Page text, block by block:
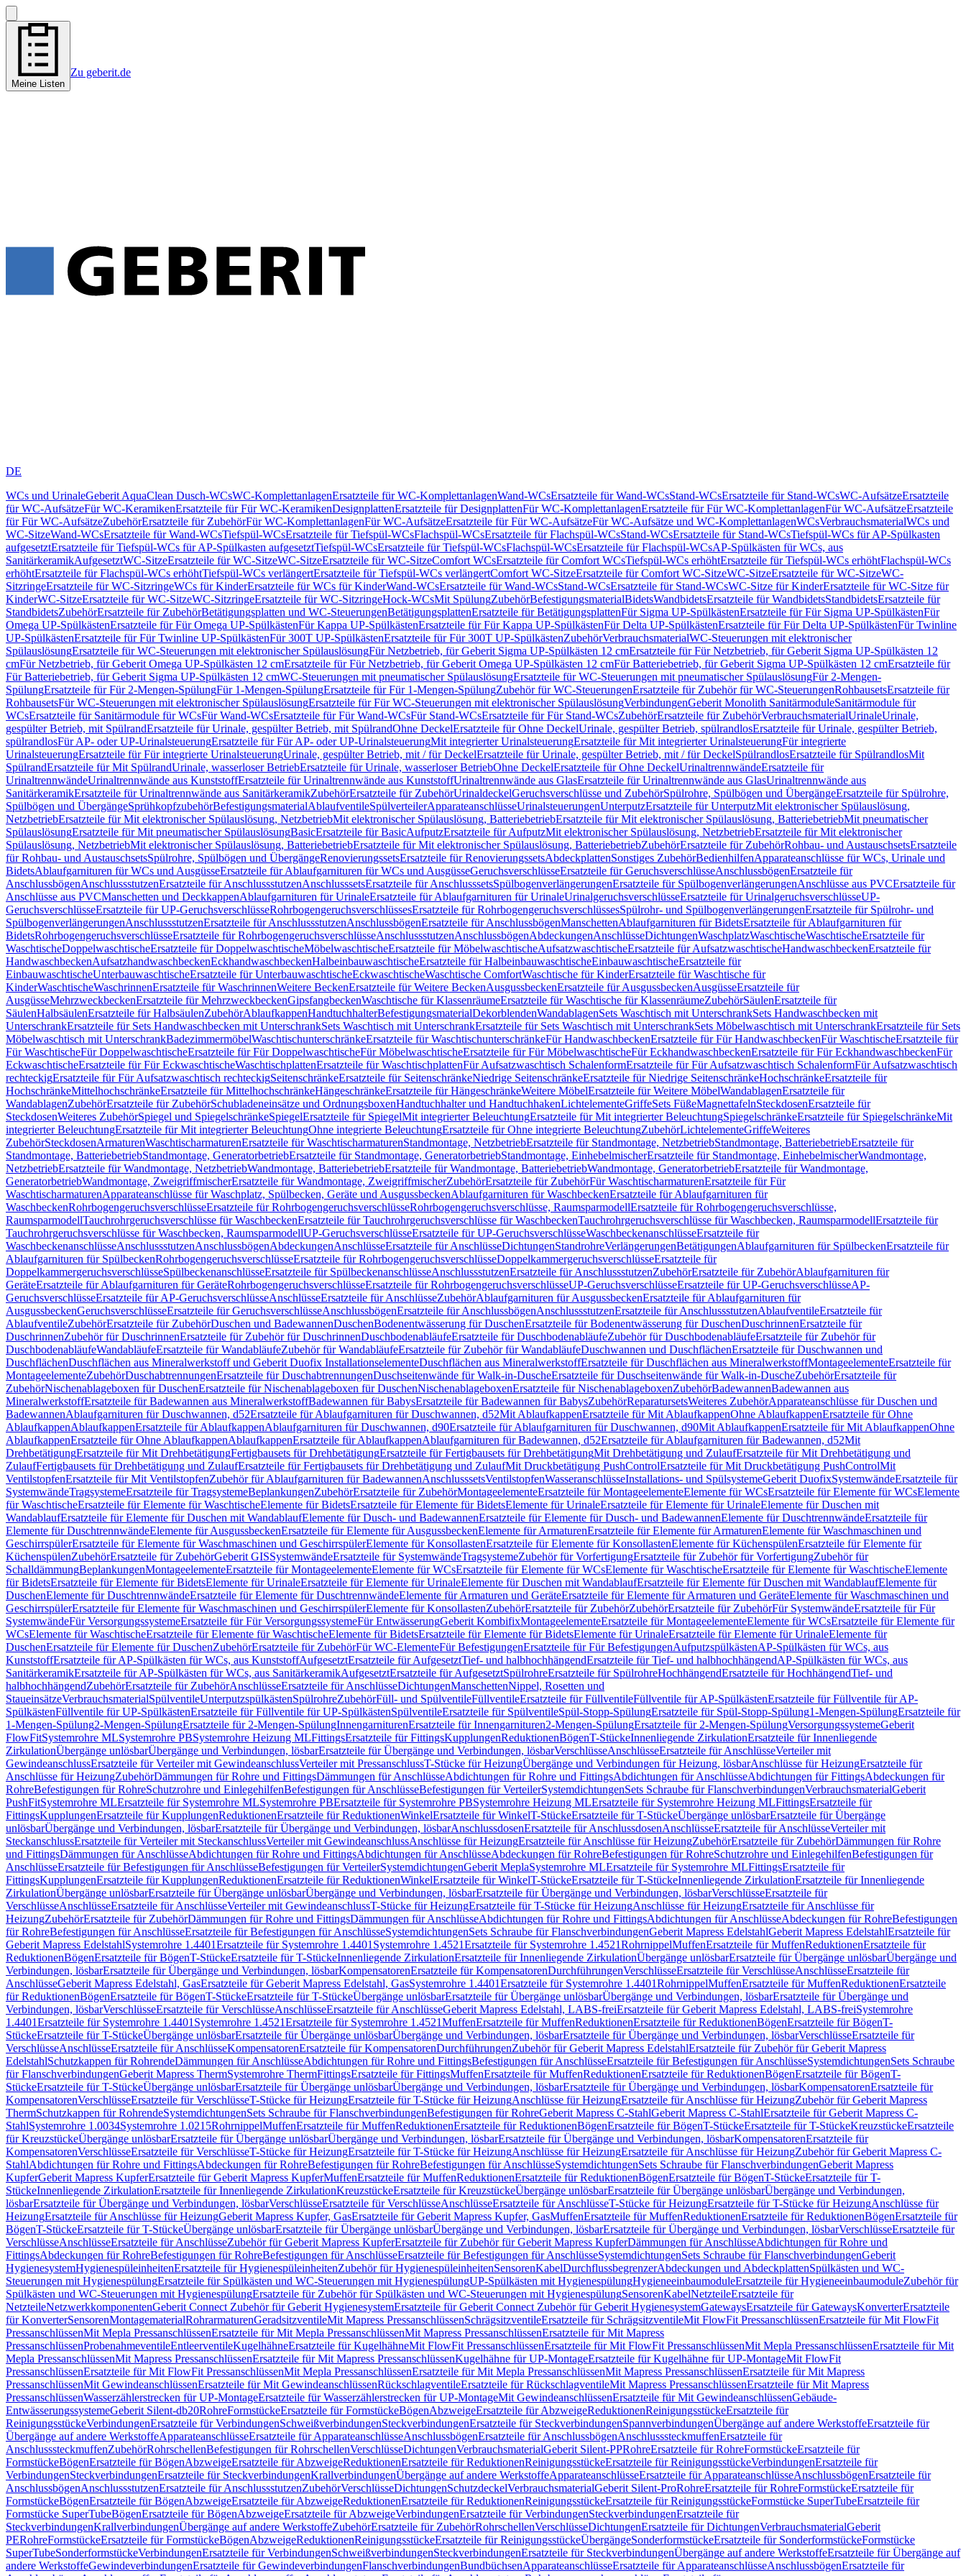
Meine Listen
Zu geberit.de
DE
WCs und UrinaleGeberit AquaClean Dusch-WCsWC-KomplettanlagenErsatzteile für WC-KomplettanlagenWand-WCsErsatzteile für Wand-WCsStand-WCsErsatzteile für Stand-WCsWC-AufsätzeErsatzteile
für WC-AufsätzeFür WC-KeramikenErsatzteile für Für WC-KeramikenDesignplattenErsatzteile für DesignplattenFür WC-KomplettanlagenErsatzteile für Für WC-KomplettanlagenFür WC-AufsätzeErsatzteile
für Für WC-AufsätzeZubehörErsatzteile für ZubehörFür WC-KomplettanlagenFür WC-AufsätzeErsatzteile für Für WC-AufsätzeFür WC-Aufsätze und WC-KomplettanlagenWCsVerbrauchsmaterialWCs und
WC-SitzeWand-WCsErsatzteile für Wand-WCsTiefspül-WCsErsatzteile für Tiefspül-WCsFlachspül-WCsErsatzteile für Flachspül-WCsStand-WCsErsatzteile für Stand-WCsTiefspül-WCs für AP-Spülkasten
aufgesetztErsatzteile für Tiefspül-WCs für AP-Spülkasten aufgesetztTiefspül-WCsErsatzteile für Tiefspül-WCsFlachspül-WCsErsatzteile für Flachspül-WCsAP-Spülkästen für WCs, aus
SanitärkeramikAufgesetztWC-SitzeErsatzteile für WC-SitzeWC-SitzeErsatzteile für WC-SitzeComfort WCsErsatzteile für Comfort WCsTiefspül-WCs erhöhtErsatzteile für Tiefspül-WCs erhöhtFlachspül-WCs
erhöhtErsatzteile für Flachspül-WCs erhöhtTiefspül-WCs verlängertErsatzteile für Tiefspül-WCs verlängertComfort WC-SitzeErsatzteile für Comfort WC-SitzeWC-SitzeErsatzteile für WC-SitzeWC-
SitzringeErsatzteile für WC-SitzringeWCs für KinderErsatzteile für WCs für KinderWand-WCsErsatzteile für Wand-WCsStand-WCsErsatzteile für Stand-WCsWC-Sitze für KinderErsatzteile für WC-Sitze für
KinderWC-SitzeErsatzteile für WC-SitzeWC-SitzringeErsatzteile für WC-SitzringeHock-WCsMit SpülungZubehörBefestigungsmaterialBidetsWandbidetsErsatzteile für WandbidetsStandbidetsErsatzteile für
StandbidetsZubehörErsatzteile für ZubehörBetätigungsplatten und WC-SteuerungenBetätigungsplattenErsatzteile für BetätigungsplattenFür Sigma UP-SpülkästenErsatzteile für Für Sigma UP-SpülkästenFür
Omega UP-SpülkästenErsatzteile für Für Omega UP-SpülkästenFür Kappa UP-SpülkästenErsatzteile für Für Kappa UP-SpülkästenFür Delta UP-SpülkästenErsatzteile für Für Delta UP-SpülkästenFür Twinline
UP-SpülkästenErsatzteile für Für Twinline UP-SpülkästenFür 300T UP-SpülkästenErsatzteile für Für 300T UP-SpülkästenZubehörVerbrauchsmaterialWC-Steuerungen mit elektronischer
SpülauslösungErsatzteile für WC-Steuerungen mit elektronischer SpülauslösungFür Netzbetrieb, für Geberit Sigma UP-Spülkästen 12 cmErsatzteile für Für Netzbetrieb, für Geberit Sigma UP-Spülkästen 12
cmFür Netzbetrieb, für Geberit Omega UP-Spülkästen 12 cmErsatzteile für Für Netzbetrieb, für Geberit Omega UP-Spülkästen 12 cmFür Batteriebetrieb, für Geberit Sigma UP-Spülkästen 12 cmErsatzteile für
Für Batteriebetrieb, für Geberit Sigma UP-Spülkästen 12 cmWC-Steuerungen mit pneumatischer SpülauslösungErsatzteile für WC-Steuerungen mit pneumatischer SpülauslösungFür 2-Mengen-
SpülungErsatzteile für Für 2-Mengen-SpülungFür 1-Mengen-SpülungErsatzteile für Für 1-Mengen-SpülungZubehör für WC-SteuerungenErsatzteile für Zubehör für WC-SteuerungenRohbausetsErsatzteile für
RohbausetsFür WC-Steuerungen mit elektronischer SpülauslösungErsatzteile für Für WC-Steuerungen mit elektronischer SpülauslösungVerbindungenGeberit Monolith SanitärmoduleSanitärmodule für
WCsErsatzteile für Sanitärmodule für WCsFür Wand-WCsErsatzteile für Für Wand-WCsFür Stand-WCsErsatzteile für Für Stand-WCsZubehörErsatzteile für ZubehörVerbrauchsmaterialUrinaleUrinale,
gespülter Betrieb, mit SpülrandErsatzteile für Urinale, gespülter Betrieb, mit SpülrandOhne DeckelErsatzteile für Ohne DeckelUrinale, gespülter Betrieb, spülrandlosErsatzteile für Urinale, gespülter Betrieb,
spülrandlosFür AP- oder UP-UrinalsteuerungErsatzteile für Für AP- oder UP-UrinalsteuerungMit integrierter UrinalsteuerungErsatzteile für Mit integrierter UrinalsteuerungFür integrierte
UrinalsteuerungErsatzteile für Für integrierte UrinalsteuerungUrinale, gespülter Betrieb, mit / für DeckelErsatzteile für Urinale, gespülter Betrieb, mit / für DeckelSpülrandlosErsatzteile für SpülrandlosMit
SpülrandErsatzteile für Mit SpülrandUrinale, wasserloser BetriebErsatzteile für Urinale, wasserloser BetriebOhne DeckelErsatzteile für Ohne DeckelUrinaltrennwändeErsatzteile für
UrinaltrennwändeUrinaltrennwände aus KunststoffErsatzteile für Urinaltrennwände aus KunststoffUrinaltrennwände aus GlasErsatzteile für Urinaltrennwände aus GlasUrinaltrennwände aus
SanitärkeramikErsatzteile für Urinaltrennwände aus SanitärkeramikZubehörErsatzteile für ZubehörUrinaldeckelGeruchsverschlüsse und ZubehörSpülrohre, Spülbögen und ÜbergängeErsatzteile für Spülrohre,
Spülbögen und ÜbergängeSprühkopfzubehörBefestigungsmaterialAblaufventileSpülverteilerApparateanschlüsseUrinalsteuerungenUnterputzErsatzteile für UnterputzMit elektronischer Spülauslösung,
NetzbetriebErsatzteile für Mit elektronischer Spülauslösung, NetzbetriebMit elektronischer Spülauslösung, BatteriebetriebErsatzteile für Mit elektronischer Spülauslösung, BatteriebetriebMit pneumatischer
SpülauslösungErsatzteile für Mit pneumatischer SpülauslösungBasicErsatzteile für BasicAufputzErsatzteile für AufputzMit elektronischer Spülauslösung, NetzbetriebErsatzteile für Mit elektronischer
Spülauslösung, NetzbetriebMit elektronischer Spülauslösung, BatteriebetriebErsatzteile für Mit elektronischer Spülauslösung, BatteriebetriebZubehörErsatzteile für ZubehörRohbau- und AustauschsetsErsatzteile
für Rohbau- und AustauschsetsSpülrohre, Spülbögen und ÜbergängeRenovierungssetsErsatzteile für RenovierungssetsAbdeckplattenSonstiges ZubehörBedienhilfenApparateanschlüsse für WCs, Urinale und
BidetsAblaufgarnituren für WCs und AusgüsseErsatzteile für Ablaufgarnituren für WCs und AusgüsseGeruchsverschlüsseErsatzteile für GeruchsverschlüsseAnschlussbögenErsatzteile für
AnschlussbögenAnschlussstutzenErsatzteile für AnschlussstutzenAnschlusssetsErsatzteile für AnschlusssetsSpülbogenverlängerungenErsatzteile für SpülbogenverlängerungenAnschlüsse aus PVCErsatzteile für
Anschlüsse aus PVCManschetten und DeckkappenAblaufgarnituren für UrinaleErsatzteile für Ablaufgarnituren für UrinaleUrinalgeruchsverschlüsseErsatzteile für UrinalgeruchsverschlüsseUP-
GeruchsverschlüsseErsatzteile für UP-GeruchsverschlüsseRohrbogengeruchsverschlüssesErsatzteile für RohrbogengeruchsverschlüssesSpülrohr- und SpülbogenverlängerungenErsatzteile für Spülrohr- und
SpülbogenverlängerungenAnschlussstutzenErsatzteile für AnschlussstutzenAnschlussbögenErsatzteile für AnschlussbögenManschettenAblaufgarnituren für BidetsErsatzteile für Ablaufgarnituren für
BidetsRohrbogengeruchsverschlüsseErsatzteile für RohrbogengeruchsverschlüsseAnschlussstutzenAnschlussbögenAbdeckungenAnschlüsseDichtungenWaschplatzWaschtischeWaschtischeErsatzteile für
WaschtischeDoppelwaschtischeErsatzteile für DoppelwaschtischeMöbelwaschtischeErsatzteile für MöbelwaschtischeAufsatzwaschtischeErsatzteile für AufsatzwaschtischeHandwaschbeckenErsatzteile für
HandwaschbeckenAufsatzhandwaschbeckenEckhandwaschbeckenHalbeinbauwaschtischeErsatzteile für HalbeinbauwaschtischeEinbauwaschtischeErsatzteile für
EinbauwaschtischeUnterbauwaschtischeErsatzteile für UnterbauwaschtischeEckwaschtischeWaschtische ComfortWaschtische für KinderErsatzteile für Waschtische für
KinderWaschtischeWaschrinnenErsatzteile für WaschrinnenWeitere BeckenErsatzteile für Weitere BeckenAusgussbeckenErsatzteile für AusgussbeckenAusgüsseErsatzteile für
AusgüsseMehrzweckbeckenErsatzteile für MehrzweckbeckenGipsfangbeckenWaschtische für KlassenräumeErsatzteile für Waschtische für KlassenräumeZubehörSäulenErsatzteile für
SäulenHalbsäulenErsatzteile für HalbsäulenZubehörAblaufkappenHandtuchhalterBefestigungsmaterialDekorblendenWandablagenSets Waschtisch mit UnterschrankSets Handwaschbecken mit
UnterschrankErsatzteile für Sets Handwaschbecken mit UnterschrankSets Waschtisch mit UnterschrankErsatzteile für Sets Waschtisch mit UnterschrankSets Möbelwaschtisch mit UnterschrankErsatzteile für Sets
Möbelwaschtisch mit UnterschrankBadezimmermöbelWaschtischunterschränkeErsatzteile für WaschtischunterschränkeFür HandwaschbeckenErsatzteile für Für HandwaschbeckenFür WaschtischeErsatzteile für
Für WaschtischeFür DoppelwaschtischeErsatzteile für Für DoppelwaschtischeFür MöbelwaschtischeErsatzteile für Für MöbelwaschtischeFür EckhandwaschbeckenErsatzteile für Für EckhandwaschbeckenFür
EckwaschtischeErsatzteile für Für EckwaschtischeWaschtischplattenErsatzteile für WaschtischplattenFür Aufsatzwaschtisch SchalenformErsatzteile für Für Aufsatzwaschtisch SchalenformFür Aufsatzwaschtisch
rechteckigErsatzteile für Für Aufsatzwaschtisch rechteckigSeitenschränkeErsatzteile für SeitenschränkeNiedrige SeitenschränkeErsatzteile für Niedrige SeitenschränkeHochschränkeErsatzteile für
HochschränkeMittelhochschränkeErsatzteile für MittelhochschränkeHängeschränkeErsatzteile für HängeschränkeWeitere MöbelErsatzteile für Weitere MöbelWandablagenErsatzteile für
WandablagenZubehörErsatzteile für ZubehörSchubladeneinsätze und OrdnungsboxenHandtuchhalter und HandtuchhakenLichtelementeGriffeSets FüßeMagnettafelnSteckdosenErsatzteile für
SteckdosenWeiteres ZubehörSpiegel und SpiegelschränkeSpiegelErsatzteile für SpiegelMit integrierter BeleuchtungErsatzteile für Mit integrierter BeleuchtungSpiegelschränkeErsatzteile für SpiegelschränkeMit
integrierter BeleuchtungErsatzteile für Mit integrierter BeleuchtungOhne integrierte BeleuchtungErsatzteile für Ohne integrierte BeleuchtungZubehörLichtelementeGriffeWeiteres
ZubehörSteckdosenArmaturenWaschtischarmaturenErsatzteile für WaschtischarmaturenStandmontage, NetzbetriebErsatzteile für Standmontage, NetzbetriebStandmontage, BatteriebetriebErsatzteile für
Standmontage, BatteriebetriebStandmontage, GeneratorbetriebErsatzteile für Standmontage, GeneratorbetriebStandmontage, EinhebelmischerErsatzteile für Standmontage, EinhebelmischerWandmontage,
NetzbetriebErsatzteile für Wandmontage, NetzbetriebWandmontage, BatteriebetriebErsatzteile für Wandmontage, BatteriebetriebWandmontage, GeneratorbetriebErsatzteile für Wandmontage,
GeneratorbetriebWandmontage, ZweigriffmischerErsatzteile für Wandmontage, ZweigriffmischerZubehörErsatzteile für ZubehörFür WaschtischarmaturenErsatzteile für Für
WaschtischarmaturenApparateanschlüsse für Waschplatz, Spülbecken, Geräte und AusgussbeckenAblaufgarnituren für WaschbeckenErsatzteile für Ablaufgarnituren für
WaschbeckenRohrbogengeruchsverschlüsseErsatzteile für RohrbogengeruchsverschlüsseRohrbogengeruchsverschlüsse, RaumsparmodellErsatzteile für Rohrbogengeruchsverschlüsse,
RaumsparmodellTauchrohrgeruchsverschlüsse für WaschbeckenErsatzteile für Tauchrohrgeruchsverschlüsse für WaschbeckenTauchrohrgeruchsverschlüsse für Waschbecken, RaumsparmodellErsatzteile für
Tauchrohrgeruchsverschlüsse für Waschbecken, RaumsparmodellUP-GeruchsverschlüsseErsatzteile für UP-GeruchsverschlüsseWaschbeckenanschlüsseErsatzteile für
WaschbeckenanschlüsseAnschlussstutzenAnschlussbögenAbdeckungenAnschlüsseErsatzteile für AnschlüsseDichtungenStandrohreVerlängerungenBetätigungenAblaufgarnituren für SpülbeckenErsatzteile für
Ablaufgarnituren für SpülbeckenRohrbogengeruchsverschlüsseErsatzteile für RohrbogengeruchsverschlüsseDoppelkammergeruchsverschlüsseErsatzteile für
DoppelkammergeruchsverschlüsseSpülbeckenanschlüsseErsatzteile für SpülbeckenanschlüsseAnschlussstutzenErsatzteile für AnschlussstutzenZubehörErsatzteile für ZubehörAblaufgarnituren für
GeräteErsatzteile für Ablaufgarnituren für GeräteRohrbogengeruchsverschlüsseErsatzteile für RohrbogengeruchsverschlüsseUP-GeruchsverschlüsseErsatzteile für UP-GeruchsverschlüsseAP-
GeruchsverschlüsseErsatzteile für AP-GeruchsverschlüsseAnschlüsseErsatzteile für AnschlüsseZubehörAblaufgarnituren für AusgussbeckenErsatzteile für Ablaufgarnituren für
AusgussbeckenGeruchsverschlüsseErsatzteile für GeruchsverschlüsseAnschlussbögenErsatzteile für AnschlussbögenAnschlussstutzenErsatzteile für AnschlussstutzenAblaufventileErsatzteile für
AblaufventileZubehörErsatzteile für ZubehörDuschen und BadewannenDuschenBodenentwässerung für DuschenErsatzteile für Bodenentwässerung für DuschenDuschrinnenErsatzteile für
DuschrinnenZubehör für DuschrinnenErsatzteile für Zubehör für DuschrinnenDuschbodenabläufeErsatzteile für DuschbodenabläufeZubehör für DuschbodenabläufeErsatzteile für Zubehör für
DuschbodenabläufeWandabläufeErsatzteile für WandabläufeZubehör für WandabläufeErsatzteile für Zubehör für WandabläufeDuschwannen und DuschflächenErsatzteile für Duschwannen und
DuschflächenDuschflächen aus Mineralwerkstoff und Geberit Duofix InstallationselementeDuschflächen aus MineralwerkstoffErsatzteile für Duschflächen aus MineralwerkstoffMontageelementeErsatzteile für
MontageelementeZubehörDuschabtrennungenErsatzteile für DuschabtrennungenDuschseitenwände für Walk-in-DuscheErsatzteile für Duschseitenwände für Walk-in-DuscheZubehörErsatzteile für
ZubehörNischenablageboxen für DuschenErsatzteile für Nischenablageboxen für DuschenNischenablageboxenErsatzteile für NischenablageboxenZubehörBadewannenBadewannen aus
MineralwerkstoffErsatzteile für Badewannen aus MineralwerkstoffBadewannen für BabysErsatzteile für Badewannen für BabysZubehörReparatursetsWeiteres ZubehörApparateanschlüsse für Duschen und
BadewannenAblaufgarnituren für Duschwannen, d52Ersatzteile für Ablaufgarnituren für Duschwannen, d52Mit AblaufkappenErsatzteile für Mit AblaufkappenOhne AblaufkappenErsatzteile für Ohne
AblaufkappenAblaufkappenErsatzteile für AblaufkappenAblaufgarnituren für Duschwannen, d90Ersatzteile für Ablaufgarnituren für Duschwannen, d90Mit AblaufkappenErsatzteile für Mit AblaufkappenOhne
AblaufkappenErsatzteile für Ohne AblaufkappenAblaufkappenErsatzteile für AblaufkappenAblaufgarnituren für Badewannen, d52Ersatzteile für Ablaufgarnituren für Badewannen, d52Mit
DrehbetätigungErsatzteile für Mit DrehbetätigungFertigbausets für DrehbetätigungErsatzteile für Fertigbausets für DrehbetätigungMit Drehbetätigung und ZulaufErsatzteile für Mit Drehbetätigung und
ZulaufFertigbausets für Drehbetätigung und ZulaufErsatzteile für Fertigbausets für Drehbetätigung und ZulaufMit Druckbetätigung PushControlErsatzteile für Mit Druckbetätigung PushControlMit
VentilstopfenErsatzteile für Mit VentilstopfenZubehör für Ablaufgarnituren für BadewannenAnschlusssetsVentilstopfenWasseranschlüsseInstallations- und SpülsystemeGeberit DuofixSystemwändeErsatzteile für
SystemwändeTragsystemeErsatzteile für TragsystemeBeplankungenZubehörErsatzteile für ZubehörMontageelementeErsatzteile für MontageelementeElemente für WCsErsatzteile für Elemente für WCsElemente
für WaschtischeErsatzteile für Elemente für WaschtischeElemente für BidetsErsatzteile für Elemente für BidetsElemente für UrinaleErsatzteile für Elemente für UrinaleElemente für Duschen mit
WandablaufErsatzteile für Elemente für Duschen mit WandablaufElemente für Dusch- und BadewannenErsatzteile für Elemente für Dusch- und BadewannenElemente für DuschtrennwändeErsatzteile für
Elemente für DuschtrennwändeElemente für AusgussbeckenErsatzteile für Elemente für AusgussbeckenElemente für ArmaturenErsatzteile für Elemente für ArmaturenElemente für Waschmaschinen und
GeschirrspülerErsatzteile für Elemente für Waschmaschinen und GeschirrspülerElemente für KonsollastenErsatzteile für Elemente für KonsollastenElemente für KüchenspülenErsatzteile für Elemente für
KüchenspülenZubehörErsatzteile für ZubehörGeberit GISSystemwändeErsatzteile für SystemwändeTragsystemeZubehör für VorfertigungErsatzteile für Zubehör für VorfertigungZubehör für
SchalldämmungBeplankungenMontageelementeErsatzteile für MontageelementeElemente für WCsErsatzteile für Elemente für WCsElemente für WaschtischeErsatzteile für Elemente für WaschtischeElemente
für BidetsErsatzteile für Elemente für BidetsElemente für UrinaleErsatzteile für Elemente für UrinaleElemente für Duschen mit WandablaufErsatzteile für Elemente für Duschen mit WandablaufElemente für
DuschenElemente für DuschtrennwändeErsatzteile für Elemente für DuschtrennwändeElemente für Armaturen und GeräteErsatzteile für Elemente für Armaturen und GeräteElemente für Waschmaschinen und
GeschirrspülerErsatzteile für Elemente für Waschmaschinen und GeschirrspülerElemente für KonsollastenZubehörErsatzteile für ZubehörZubehörErsatzteile für ZubehörFür SystemwändeErsatzteile für Für
SystemwändeFür VersorgungssystemeErsatzteile für Für VersorgungssystemeFür EntwässerungGeberit KombifixMontageelementeErsatzteile für MontageelementeElemente für WCsErsatzteile für Elemente für
WCsElemente für WaschtischeErsatzteile für Elemente für WaschtischeElemente für BidetsErsatzteile für Elemente für BidetsElemente für UrinaleErsatzteile für Elemente für UrinaleElemente für
DuschenErsatzteile für Elemente für DuschenZubehörErsatzteile für ZubehörFür WC-ElementeFür BefestigungenErsatzteile für Für BefestigungenAufputzspülkästenAP-Spülkästen für WCs, aus
KunststoffErsatzteile für AP-Spülkästen für WCs, aus KunststoffAufgesetztErsatzteile für AufgesetztTief- und halbhochhängendErsatzteile für Tief- und halbhochhängendAP-Spülkästen für WCs, aus
SanitärkeramikErsatzteile für AP-Spülkästen für WCs, aus SanitärkeramikAufgesetztErsatzteile für AufgesetztSpülrohreErsatzteile für SpülrohreHochhängendErsatzteile für HochhängendTief- und
halbhochhängendZubehörErsatzteile für ZubehörAnschlüsseErsatzteile für AnschlüsseDichtungenManschettenNippel, Rosetten und
StaueinsätzeVerbrauchsmaterialSpülventileUnterputzspülkästenSpülrohreZubehörFüll- und SpülventileFüllventileErsatzteile für FüllventileFüllventile für AP-SpülkästenErsatzteile für Füllventile für AP-
SpülkästenFüllventile für UP-SpülkästenErsatzteile für Füllventile für UP-SpülkästenSpülventileErsatzteile für SpülventileSpül-Stopp-SpülungErsatzteile für Spül-Stopp-Spülung1-Mengen-SpülungErsatzteile für
1-Mengen-Spülung2-Mengen-SpülungErsatzteile für 2-Mengen-SpülungInnengarniturenErsatzteile für Innengarnituren2-Mengen-SpülungErsatzteile für 2-Mengen-SpülungVersorgungssystemeGeberit
FlowFitSystemrohre MLSystemrohre PBSystemrohre Heizung MLFittingsErsatzteile für FittingsKupplungenReduktionenBögenT-StückeInnenliegende ZirkulationErsatzteile für Innenliegende
ZirkulationÜbergänge unlösbarÜbergänge und Verbindungen, lösbarErsatzteile für Übergänge und Verbindungen, lösbarVerschlüsseAnschlüsseErsatzteile für AnschlüsseVerteiler mit
GewindeanschlussErsatzteile für Verteiler mit GewindeanschlussVerteiler mit PressanschlussT-Stücke für HeizungÜbergänge und Verbindungen für Heizung, lösbarAnschlüsse für HeizungErsatzteile für
Anschlüsse für HeizungZubehörDämmungen für Rohre und FittingsDämmungen für AnschlüsseAbdichtungen für Rohre und FittingsAbdichtungen für AnschlüsseAbdichtungen für FittingsAbdeckungen für
RohreBefestigungen für RohreSchutzrohre und EinlegehilfenBefestigungen für AnschlüsseBefestigungen für VerteilerSystemdichtungenSets Schraube für FlanschverbindungenVerbrauchsmaterialGeberit
PushFitSystemrohre MLErsatzteile für Systemrohre MLSystemrohre PBErsatzteile für Systemrohre PBSystemrohre Heizung MLErsatzteile für Systemrohre Heizung MLFittingsErsatzteile für
FittingsKupplungenErsatzteile für KupplungenReduktionenErsatzteile für ReduktionenWinkelErsatzteile für WinkelT-StückeErsatzteile für T-StückeÜbergänge unlösbarErsatzteile für Übergänge
unlösbarÜbergänge und Verbindungen, lösbarErsatzteile für Übergänge und Verbindungen, lösbarAnschlussdosenErsatzteile für AnschlussdosenAnschlüsseErsatzteile für AnschlüsseVerteiler mit
SteckanschlussErsatzteile für Verteiler mit SteckanschlussVerteiler mit GewindeanschlussAnschlüsse für HeizungErsatzteile für Anschlüsse für HeizungZubehörErsatzteile für ZubehörDämmungen für Rohre
und FittingsDämmungen für AnschlüsseAbdichtungen für Rohre und FittingsAbdichtungen für AnschlüsseAbdeckungen für RohreBefestigungen für RohreSchutzrohre und EinlegehilfenBefestigungen für
AnschlüsseErsatzteile für Befestigungen für AnschlüsseBefestigungen für VerteilerSystemdichtungenGeberit MeplaSystemrohre MLErsatzteile für Systemrohre MLFittingsErsatzteile für
FittingsKupplungenErsatzteile für KupplungenReduktionenErsatzteile für ReduktionenWinkelErsatzteile für WinkelT-StückeErsatzteile für T-StückeInnenliegende ZirkulationErsatzteile für Innenliegende
ZirkulationÜbergänge unlösbarErsatzteile für Übergänge unlösbarÜbergänge und Verbindungen, lösbarErsatzteile für Übergänge und Verbindungen, lösbarVerschlüsseErsatzteile für
VerschlüsseAnschlüsseErsatzteile für AnschlüsseVerteiler mit GewindeanschlussT-Stücke für HeizungErsatzteile für T-Stücke für HeizungAnschlüsse für HeizungErsatzteile für Anschlüsse für
HeizungZubehörErsatzteile für ZubehörDämmungen für Rohre und FittingsDämmungen für AnschlüsseAbdichtungen für Rohre und FittingsAbdichtungen für AnschlüsseAbdeckungen für RohreBefestigungen
für RohreBefestigungen für AnschlüsseErsatzteile für Befestigungen für AnschlüsseSystemdichtungenSets Schraube für FlanschverbindungenGeberit Mapress EdelstahlGeberit Mapress EdelstahlErsatzteile für
Geberit Mapress EdelstahlSystemrohre 1.4401Ersatzteile für Systemrohre 1.4401 Systemrohre 1.4521Ersatzteile für Systemrohre 1.4521RohrnippelMuffenErsatzteile für MuffenReduktionenErsatzteile für
ReduktionenBögenErsatzteile für BögenT-StückeErsatzteile für T-StückeInnenliegende ZirkulationErsatzteile für Innenliegende ZirkulationÜbergänge unlösbarErsatzteile für Übergänge unlösbarÜbergänge und
Verbindungen, lösbarErsatzteile für Übergänge und Verbindungen, lösbarKompensatorenErsatzteile für KompensatorenDurchführungenVerschlüsseErsatzteile für VerschlüsseAnschlüsseErsatzteile für
AnschlüsseGeberit Mapress Edelstahl, GasErsatzteile für Geberit Mapress Edelstahl, GasSystemrohre 1.4401Ersatzteile für Systemrohre 1.4401RohrnippelMuffenErsatzteile für MuffenReduktionenErsatzteile
für ReduktionenBögenErsatzteile für BögenT-StückeErsatzteile für T-StückeÜbergänge unlösbarErsatzteile für Übergänge unlösbarÜbergänge und Verbindungen, lösbarErsatzteile für Übergänge und
Verbindungen, lösbarVerschlüsseErsatzteile für VerschlüsseAnschlüsseErsatzteile für AnschlüsseGeberit Mapress Edelstahl, LABS-freiErsatzteile für Geberit Mapress Edelstahl, LABS-freiSystemrohre
1.4401Ersatzteile für Systemrohre 1.4401 Systemrohre 1.4521Ersatzteile für Systemrohre 1.4521MuffenErsatzteile für MuffenReduktionenErsatzteile für ReduktionenBögenErsatzteile für BögenT-
StückeErsatzteile für T-StückeÜbergänge unlösbarErsatzteile für Übergänge unlösbarÜbergänge und Verbindungen, lösbarErsatzteile für Übergänge und Verbindungen, lösbarVerschlüsseErsatzteile für
VerschlüsseAnschlüsseErsatzteile für AnschlüsseKompensatorenErsatzteile für KompensatorenDurchführungenZubehör für Geberit Mapress EdelstahlErsatzteile für Zubehör für Geberit Mapress
EdelstahlSchutzkappen für RohrendeDämmungen für AnschlüsseAbdichtungen für Rohre und FittingsBefestigungen für AnschlüsseErsatzteile für Befestigungen für AnschlüsseSystemdichtungenSets Schraube
für FlanschverbindungenGeberit Mapress ThermSystemrohre ThermFittingsErsatzteile für FittingsMuffenErsatzteile für MuffenReduktionenErsatzteile für ReduktionenBögenErsatzteile für BögenT-
StückeErsatzteile für T-StückeÜbergänge unlösbarErsatzteile für Übergänge unlösbarÜbergänge und Verbindungen, lösbarErsatzteile für Übergänge und Verbindungen, lösbarKompensatorenErsatzteile für
KompensatorenVerschlüsseErsatzteile für VerschlüsseT-Stücke für HeizungErsatzteile für T-Stücke für HeizungAnschlüsse für HeizungErsatzteile für Anschlüsse für HeizungZubehör für Geberit Mapress
ThermSchutzkappen für RohrendeSystemdichtungenSets Schraube für FlanschverbindungenBefestigungen für RohreGeberit Mapress C-StahlGeberit Mapress C-StahlErsatzteile für Geberit Mapress C-
StahlSystemrohre 1.0034Systemrohre 1.0215RohrnippelMuffenErsatzteile für MuffenReduktionenErsatzteile für ReduktionenBögenErsatzteile für BögenT-StückeErsatzteile für T-StückeKreuzstückeErsatzteile
für KreuzstückeÜbergänge unlösbarErsatzteile für Übergänge unlösbarÜbergänge und Verbindungen, lösbarErsatzteile für Übergänge und Verbindungen, lösbarKompensatorenErsatzteile für
KompensatorenVerschlüsseErsatzteile für VerschlüsseT-Stücke für HeizungErsatzteile für T-Stücke für HeizungAnschlüsse für HeizungErsatzteile für Anschlüsse für HeizungZubehör für Geberit Mapress C-
StahlAbdichtungen für Rohre und FittingsAbdeckungen für RohreBefestigungen für RohreBefestigungen für AnschlüsseSystemdichtungenSets Schraube für FlanschverbindungenGeberit Mapress
KupferGeberit Mapress KupferErsatzteile für Geberit Mapress KupferMuffenErsatzteile für MuffenReduktionenErsatzteile für ReduktionenBögenErsatzteile für BögenT-StückeErsatzteile für T-
StückeInnenliegende ZirkulationErsatzteile für Innenliegende ZirkulationKreuzstückeErsatzteile für KreuzstückeÜbergänge unlösbarErsatzteile für Übergänge unlösbarÜbergänge und Verbindungen,
lösbarErsatzteile für Übergänge und Verbindungen, lösbarVerschlüsseErsatzteile für VerschlüsseAnschlüsseErsatzteile für AnschlüsseT-Stücke für HeizungErsatzteile für T-Stücke für HeizungAnschlüsse für
HeizungErsatzteile für Anschlüsse für HeizungGeberit Mapress Kupfer, GasErsatzteile für Geberit Mapress Kupfer, GasMuffenErsatzteile für MuffenReduktionenErsatzteile für ReduktionenBögenErsatzteile für
BögenT-StückeErsatzteile für T-StückeÜbergänge unlösbarErsatzteile für Übergänge unlösbarÜbergänge und Verbindungen, lösbarErsatzteile für Übergänge und Verbindungen, lösbarVerschlüsseErsatzteile für
VerschlüsseAnschlüsseErsatzteile für AnschlüsseZubehör für Geberit Mapress KupferErsatzteile für Zubehör für Geberit Mapress KupferDämmungen für AnschlüsseAbdichtungen für Rohre und
FittingsAbdeckungen für RohreBefestigungen für RohreBefestigungen für AnschlüsseErsatzteile für Befestigungen für AnschlüsseSystemdichtungenSets Schraube für FlanschverbindungenGeberit
HygienesystemHygienespüleinheitenErsatzteile für HygienespüleinheitenZubehör für HygienespüleinheitenSensorenKabelDurchflussbegrenzerAbdeckungen und AbdeckplattenSpülkästen und WC-
Steuerungen mit HygienespülungErsatzteile für Spülkästen und WC-Steuerungen mit HygienespülungUP-Spülkästen mit HygienespülungHygieneeinbaumoduleErsatzteile für HygieneeinbaumoduleZubehör für
Spülkästen und WC-Steuerungen mit HygienespülungErsatzteile für Zubehör für Spülkästen und WC-Steuerungen mit HygienespülungSensorenKabelNetzteileErsatzteile für
NetzteileNetzwerkkomponentenGeberit Connect Zubehör für Geberit HygienesystemErsatzteile für Geberit Connect Zubehör für Geberit HygienesystemGatewaysErsatzteile für GatewaysKonverterErsatzteile
für KonverterSensorenMontagematerialRohrarmaturenGeradsitzventileMit Mapress PressanschlüssenSchrägsitzventileErsatzteile für SchrägsitzventileMit FlowFit PressanschlüssenErsatzteile für Mit FlowFit
PressanschlüssenMit Mepla PressanschlüssenErsatzteile für Mit Mepla PressanschlüssenMit Mapress PressanschlüssenErsatzteile für Mit Mapress
PressanschlüssenProbenahmeventileEntleerventileKugelhähneErsatzteile für KugelhähneMit FlowFit PressanschlüssenErsatzteile für Mit FlowFit PressanschlüssenMit Mepla PressanschlüssenErsatzteile für Mit
Mepla PressanschlüssenMit Mapress PressanschlüssenErsatzteile für Mit Mapress PressanschlüssenKugelhähne für UP-MontageErsatzteile für Kugelhähne für UP-MontageMit FlowFit
PressanschlüssenErsatzteile für Mit FlowFit PressanschlüssenMit Mepla PressanschlüssenErsatzteile für Mit Mepla PressanschlüssenMit Mapress PressanschlüssenErsatzteile für Mit Mapress
PressanschlüssenMit GewindeanschlüssenErsatzteile für Mit GewindeanschlüssenRückschlagventileErsatzteile für RückschlagventileMit Mapress PressanschlüssenErsatzteile für Mit Mapress
PressanschlüssenWasserzählerstrecken für UP-MontageErsatzteile für Wasserzählerstrecken für UP-MontageMit GewindeanschlüssenErsatzteile für Mit GewindeanschlüssenGebäude-
EntwässerungssystemeGeberit Silent-db20RohreFormstückeErsatzteile für FormstückeBögenAbzweigeErsatzteile für AbzweigeReduktionenReinigungsstückeErsatzteile für
ReinigungsstückeVerbindungenErsatzteile für VerbindungenSchweißverbindungenSteckverbindungenErsatzteile für SteckverbindungenSpannverbindungenÜbergänge auf andere WerkstoffeErsatzteile für
Übergänge auf andere WerkstoffeApparateanschlüsseErsatzteile für ApparateanschlüsseAnschlussbögenErsatzteile für AnschlussbögenAnschlusssteckmuffenErsatzteile für
AnschlusssteckmuffenZubehörRohrschellenBefestigungen für RohrschellenVerschlüsseDichtungenVerbrauchsmaterialGeberit Silent-PPRohreErsatzteile für RohreFormstückeErsatzteile für
FormstückeBögenErsatzteile für BögenAbzweigeErsatzteile für AbzweigeReduktionenErsatzteile für ReduktionenReinigungsstückeErsatzteile für ReinigungsstückeVerbindungenErsatzteile für
VerbindungenSteckverbindungenErsatzteile für SteckverbindungenKrallverbindungenÜbergänge auf andere WerkstoffeApparateanschlüsseErsatzteile für ApparateanschlüsseAnschlussbögenErsatzteile für
AnschlussbögenAnschlussstutzenErsatzteile für AnschlussstutzenZubehörVerschlüsseDichtungenSchutzdeckelVerbrauchsmaterialGeberit Silent-ProRohreErsatzteile für RohreFormstückeErsatzteile für
FormstückeBögenErsatzteile für BögenAbzweigeErsatzteile für AbzweigeReduktionenErsatzteile für ReduktionenReinigungsstückeErsatzteile für ReinigungsstückeFormstücke SuperTubeErsatzteile für
Formstücke SuperTubeBögenErsatzteile für BögenAbzweigeErsatzteile für AbzweigeVerbindungenErsatzteile für VerbindungenSteckverbindungenErsatzteile für
SteckverbindungenKrallverbindungenÜbergänge auf andere WerkstoffeZubehörErsatzteile für ZubehörRohrschellenVerschlüsseDichtungenErsatzteile für DichtungenVerbrauchsmaterialGeberit
PERohreFormstückeErsatzteile für FormstückeBögenAbzweigeReduktionenReinigungsstückeErsatzteile für ReinigungsstückeÜbergängeSonderformstückeErsatzteile für SonderformstückeFormstücke
SuperTubeSonderformstückeVerbindungenErsatzteile für VerbindungenSchweißverbindungenSteckverbindungenErsatzteile für SteckverbindungenÜbergänge auf andere WerkstoffeErsatzteile für Übergänge auf
andere WerkstoffeGewindeverbindungenErsatzteile für GewindeverbindungenFlanschverbindungenBundbüchsenApparateanschlüsseErsatzteile für ApparateanschlüsseAnschlussbögenErsatzteile für